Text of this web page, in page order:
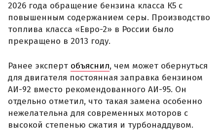
2026 года обращение бензина класса К5 с
повышенным содержанием серы. Производство
топлива класса «Евро-2» в России было
прекращено в 2013 году.
Ранее эксперт объяснил, чем может обернуться
для двигателя постоянная заправка бензином
АИ-92 вместо рекомендованного АИ-95. Он
отдельно отметил, что такая замена особенно
нежелательна для современных моторов с
высокой степенью сжатия и турбонаддувом.